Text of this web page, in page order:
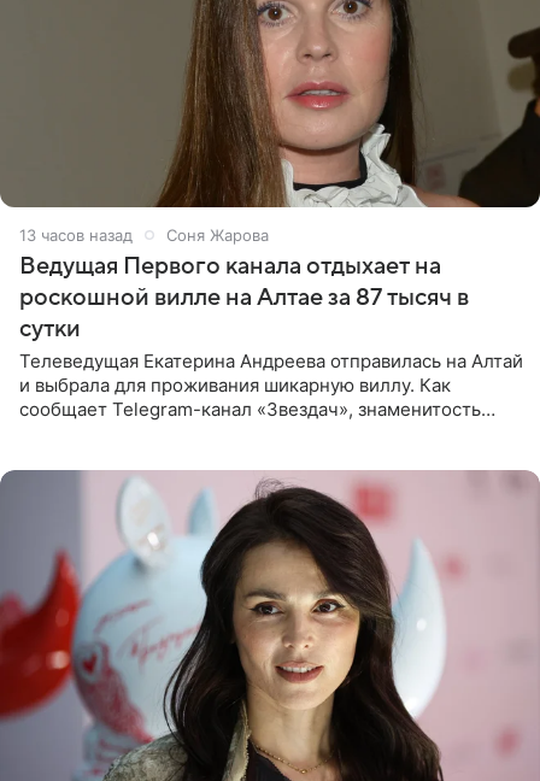
13 часов назад Соня Жарова
Ведущая Первого канала отдыхает на
роскошной вилле на Алтае за 87 тысяч в
сутки
Телеведущая Екатерина Андреева отправилась на Алтай
и выбрала для проживания шикарную виллу. Как
сообщает Telegram-канал «Звездач», знаменитость